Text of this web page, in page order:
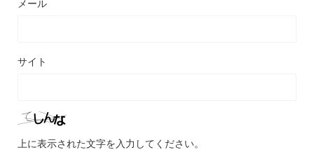
メール
サイト
上に表示された文字を入力してください。